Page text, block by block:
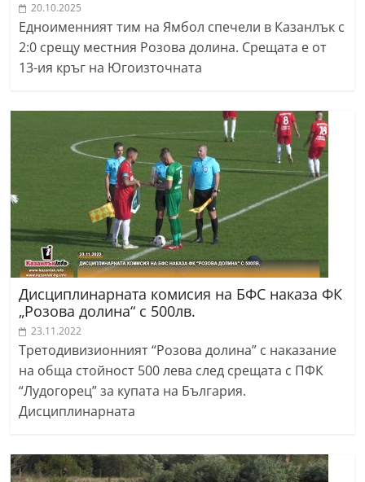
20.10.2025
Едноименният тим на Ямбол спечели в Казанлък с
2:0 срещу местния Розова долина. Срещата е от
13-ия кръг на Югоизточната
Дисциплинарната комисия на БФС наказа ФК
„Розова долина“ с 500лв.
23.11.2022
Третодивизионният “Розова долина” с наказание
на обща стойност 500 лева след срещата с ПФК
“Лудогорец” за купата на България.
Дисциплинарната